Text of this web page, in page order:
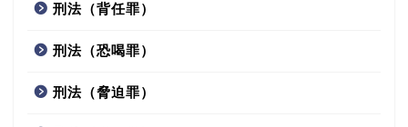
刑法（背任罪）
刑法（恐喝罪）
刑法（脅迫罪）